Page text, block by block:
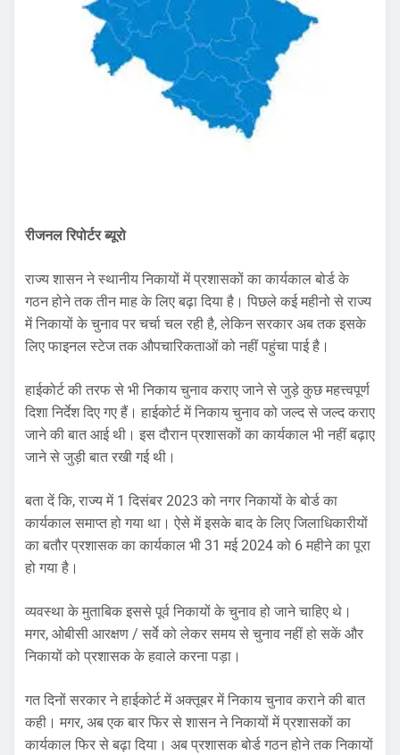
रीजनल रिपोर्टर ब्यूरो
राज्य शासन ने स्थानीय निकायों में प्रशासकों का कार्यकाल बोर्ड के
गठन होने तक तीन माह के लिए बढ़ा दिया है। पिछले कई महीनो से राज्य
में निकायों के चुनाव पर चर्चा चल रही है, लेकिन सरकार अब तक इसके
लिए फाइनल स्टेज तक औपचारिकताओं को नहीं पहुंचा पाई है।
हाईकोर्ट की तरफ से भी निकाय चुनाव कराए जाने से जुड़े कुछ महत्त्वपूर्ण
दिशा निर्देश दिए गए हैं। हाईकोर्ट में निकाय चुनाव को जल्द से जल्द कराए
जाने की बात आई थी। इस दौरान प्रशासकों का कार्यकाल भी नहीं बढ़ाए
जाने से जुड़ी बात रखी गई थी।
बता दें कि, राज्य में 1 दिसंबर 2023 को नगर निकायों के बोर्ड का
कार्यकाल समाप्त हो गया था। ऐसे में इसके बाद के लिए जिलाधिकारीयों
का बतौर प्रशासक का कार्यकाल भी 31 मई 2024 को 6 महीने का पूरा
हो गया है।
व्यवस्था के मुताबिक इससे पूर्व निकायों के चुनाव हो जाने चाहिए थे।
मगर, ओबीसी आरक्षण / सर्वे को लेकर समय से चुनाव नहीं हो सकें और
निकायों को प्रशासक के हवाले करना पड़ा।
गत दिनों सरकार ने हाईकोर्ट में अक्तूबर में निकाय चुनाव कराने की बात
कही। मगर, अब एक बार फिर से शासन ने निकायों में प्रशासकों का
कार्यकाल फिर से बढ़ा दिया। अब प्रशासक बोर्ड गठन होने तक निकायों